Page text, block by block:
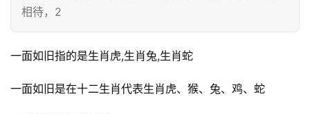
相待，2
一面如旧指的是生肖虎,生肖兔,生肖蛇
一面如旧是在十二生肖代表生肖虎、猴、兔、鸡、蛇